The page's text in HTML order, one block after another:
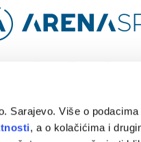
Sarajevo. Više o
, a o kolačićima i